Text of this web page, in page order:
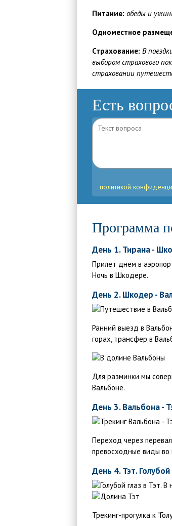
Питание: обеды и
Одноместное
Страхование: В
выбором страхового
страховании
Есть
политикой
Программа
День 1. Тирана -
Прилет днем в
Ночь в Шкодере.
День 2. Шкодер -
Ранний выезд в
горах, трансфер в
Для разминки мы
Вальбоне.
День 3. Вальбона -
Переход через
превосходные виды во
День 4. Тэт. Голубой
Трекинг-прогулка к